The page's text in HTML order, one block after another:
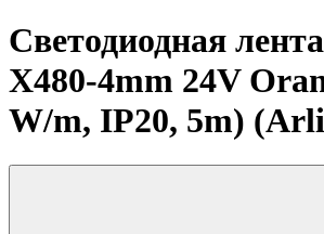
Светодиодная
X480-4mm 24V
W/m, IP20, 5m)